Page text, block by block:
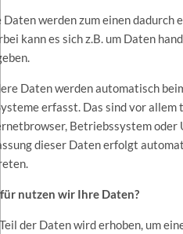
Daten werden zum einen dadurch
kann es sich z.B. um Daten
Daten werden automatisch
erfasst. Das sind vor allem
Betriebssystem oder
dieser Daten erfolgt
nutzen wir Ihre Daten?
der Daten wird erhoben, um